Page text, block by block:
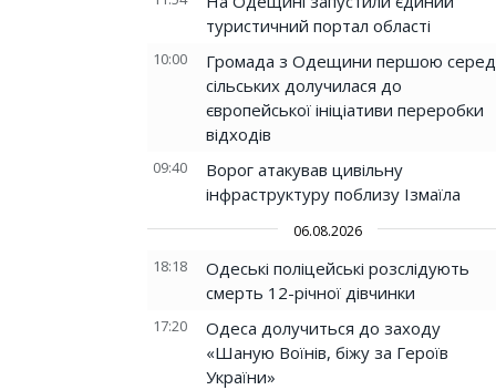
туристичний портал області
10:00
Громада з Одещини першою серед
сільських долучилася до
європейської ініціативи переробки
відходів
09:40
Ворог атакував цивільну
інфраструктуру поблизу Ізмаїла
06.08.2026
18:18
Одеські поліцейські розслідують
смерть 12-річної дівчинки
17:20
Одеса долучиться до заходу
«Шаную Воїнів, біжу за Героїв
України»